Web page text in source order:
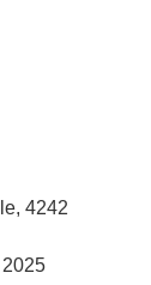
4242